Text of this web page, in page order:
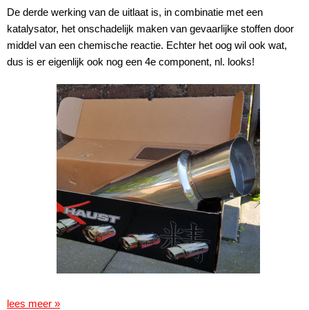
De derde werking van de uitlaat is, in combinatie met een
katalysator, het onschadelijk maken van gevaarlijke stoffen door
middel van een chemische reactie. Echter het oog wil ook wat,
dus is er eigenlijk ook nog een 4e component, nl. looks!
lees meer »